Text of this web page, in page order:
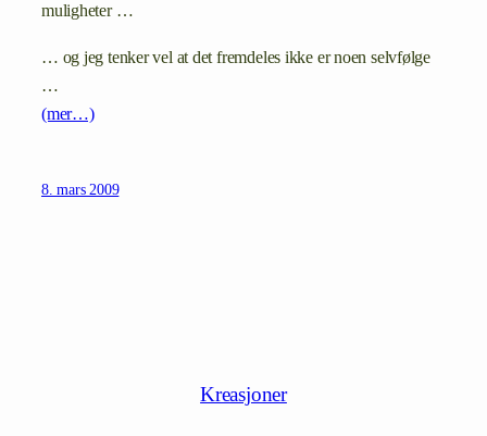
muligheter …
… og jeg tenker vel at det fremdeles ikke er noen selvfølge
…
(mer…)
8. mars 2009
Kreasjoner